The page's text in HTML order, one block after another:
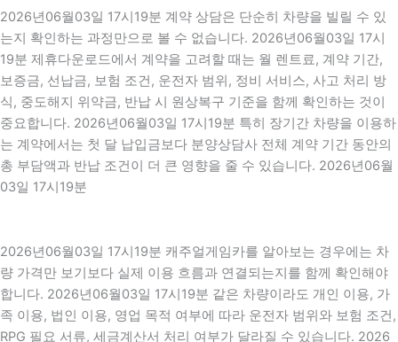
2026년06월03일 17시19분 계약 상담은 단순히 차량을 빌릴 수 있
는지 확인하는 과정만으로 볼 수 없습니다. 2026년06월03일 17시
19분 제휴다운로드에서 계약을 고려할 때는 월 렌트료, 계약 기간,
보증금, 선납금, 보험 조건, 운전자 범위, 정비 서비스, 사고 처리 방
식, 중도해지 위약금, 반납 시 원상복구 기준을 함께 확인하는 것이
중요합니다. 2026년06월03일 17시19분 특히 장기간 차량을 이용하
는 계약에서는 첫 달 납입금보다 분양상담사 전체 계약 기간 동안의
총 부담액과 반납 조건이 더 큰 영향을 줄 수 있습니다. 2026년06월
03일 17시19분
2026년06월03일 17시19분 캐주얼게임카를 알아보는 경우에는 차
량 가격만 보기보다 실제 이용 흐름과 연결되는지를 함께 확인해야
합니다. 2026년06월03일 17시19분 같은 차량이라도 개인 이용, 가
족 이용, 법인 이용, 영업 목적 여부에 따라 운전자 범위와 보험 조건,
RPG 필요 서류, 세금계산서 처리 여부가 달라질 수 있습니다. 2026